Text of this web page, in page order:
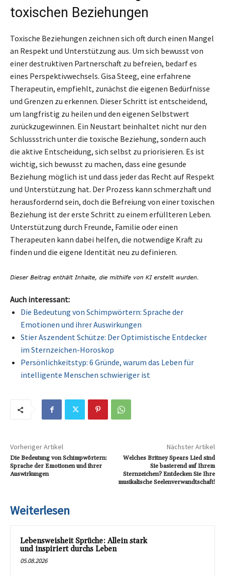
toxischen Beziehungen
Toxische Beziehungen zeichnen sich oft durch einen Mangel
an Respekt und Unterstützung aus. Um sich bewusst von
einer destruktiven Partnerschaft zu befreien, bedarf es
eines Perspektivwechsels. Gisa Steeg, eine erfahrene
Therapeutin, empfiehlt, zunächst die eigenen Bedürfnisse
und Grenzen zu erkennen. Dieser Schritt ist entscheidend,
um langfristig zu heilen und den eigenen Selbstwert
zurückzugewinnen. Ein Neustart beinhaltet nicht nur den
Schlussstrich unter die toxische Beziehung, sondern auch
die aktive Entscheidung, sich selbst zu priorisieren. Es ist
wichtig, sich bewusst zu machen, dass eine gesunde
Beziehung möglich ist und dass jeder das Recht auf Respekt
und Unterstützung hat. Der Prozess kann schmerzhaft und
herausfordernd sein, doch die Befreiung von einer toxischen
Beziehung ist der erste Schritt zu einem erfüllteren Leben.
Unterstützung durch Freunde, Familie oder einen
Therapeuten kann dabei helfen, die notwendige Kraft zu
finden und die eigene Identität neu zu definieren.
Auch interessant:
Die Bedeutung von Schimpwörtern: Sprache der
Emotionen und ihrer Auswirkungen
Stier Aszendent Schütze: Der Optimistische Entdecker
im Sternzeichen-Horoskop
Persönlichkeitstyp: 6 Gründe, warum das Leben für
intelligente Menschen schwieriger ist
Vorheriger Artikel
Die Bedeutung von Schimpwörtern:
Sprache der Emotionen und ihrer
Auswirkungen
Nächster Artikel
Welches Britney Spears Lied sind
Sie basierend auf Ihrem
Sternzeichen? Entdecken Sie Ihre
musikalische Seelenverwandtschaft!
Weiterlesen
Lebensweisheit Sprüche: Allein stark
und inspiriert durchs Leben
05.08.2026